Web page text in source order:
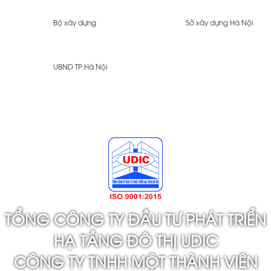
Bộ xây dựng Sở xây dựng Hà Nội
UBND TP Hà Nội
TỔNG CÔNG TY ĐẦU TƯ PHÁT TRIỂN
HẠ TẦNG ĐÔ THỊ UDIC
CÔNG TY TNHH MỘT THÀNH VIÊN